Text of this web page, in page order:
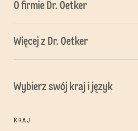
O firmie Dr. Oetker
Więcej z Dr. Oetker
Wybierz swój kraj i język
KRAJ